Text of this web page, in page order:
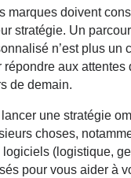
marques doivent
stratégie. Un
n’est plus un
aux attentes
de demain.
une stratégie
choses,
logiciels (logistique,
pour vous aider à